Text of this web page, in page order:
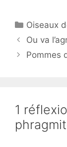
Oiseaux
Ou va
Pommes
1